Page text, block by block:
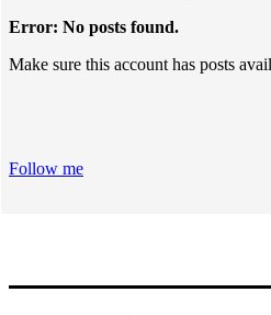
Error: No posts found.
Make sure this account has posts
Follow me